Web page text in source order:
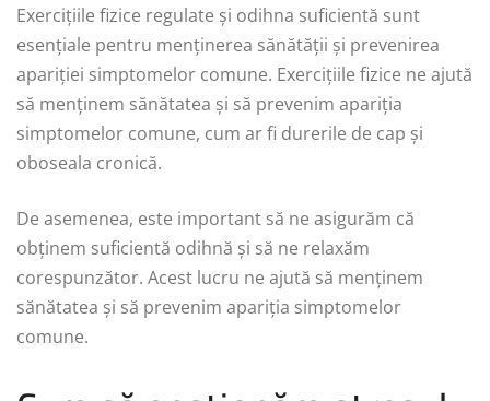
Exercițiile fizice regulate și odihna suficientă sunt
esențiale pentru menținerea sănătății și prevenirea
apariției simptomelor comune. Exercițiile fizice ne ajută
să menținem sănătatea și să prevenim apariția
simptomelor comune, cum ar fi durerile de cap și
oboseala cronică.
De asemenea, este important să ne asigurăm că
obținem suficientă odihnă și să ne relaxăm
corespunzător. Acest lucru ne ajută să menținem
sănătatea și să prevenim apariția simptomelor
comune.